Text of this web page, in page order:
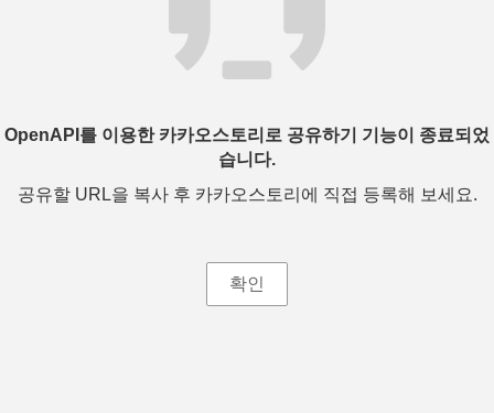
OpenAPI를 이용한 카카오스토리로 공유하기 기능이 종료되었
습니다.
공유할 URL을 복사 후 카카오스토리에 직접 등록해 보세요.
확인